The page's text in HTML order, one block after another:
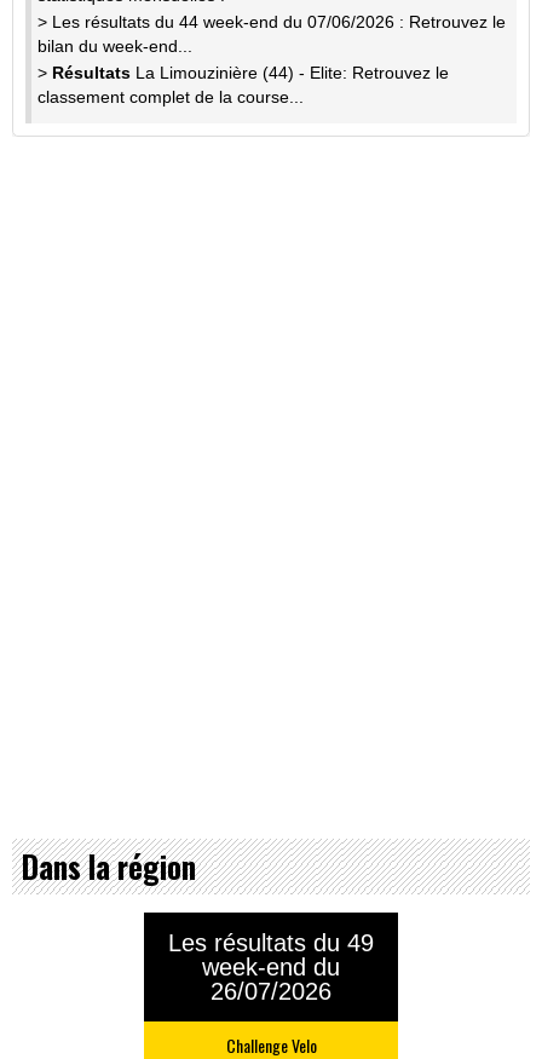
> Les résultats du 44 week-end du 07/06/2026 : Retrouvez le
bilan du week-end...
> Résultats La Limouzinière (44) - Elite: Retrouvez le
classement complet de la course...
Dans la région
Les résultats du 49
week-end du
26/07/2026
Challenge Velo